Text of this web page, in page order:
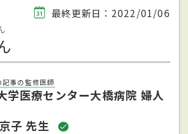
最終更新日：2022/01/06
記事の監修医師
学医療センター大橋病院 婦人
子 先生